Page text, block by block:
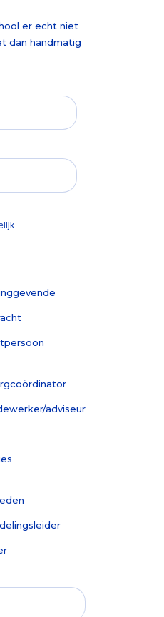
zijn
Voortgezet Onderwijs >>
Besturen>>
er echt niet
dan handmatig
adviseur